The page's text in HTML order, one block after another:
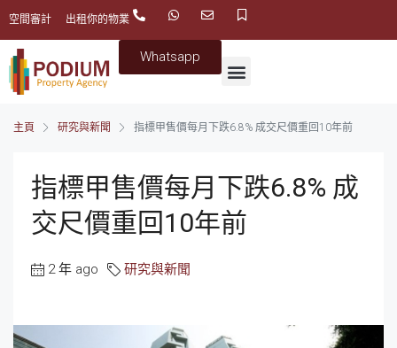
空間審計 出租你的物業
Whatsapp
主頁 研究與新聞 指標甲售價每月下跌6.8% 成交尺價重回10年前
指標甲售價每月下跌6.8% 成
交尺價重回10年前
2 年 ago 研究與新聞